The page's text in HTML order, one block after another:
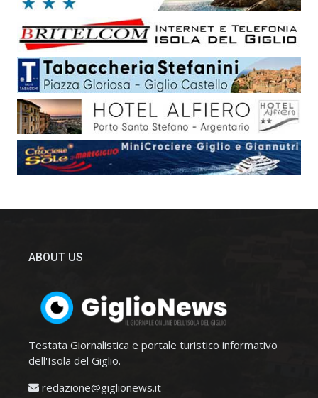
ABOUT US
Testata Giornalistica e portale turistico informativo
dell'Isola del Giglio.
redazione@giglionews.it